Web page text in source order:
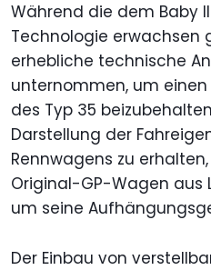
Während die dem Baby
Technologie erwachsen
erhebliche technische
unternommen, um
des Typ 35
Darstellung der
Rennwagens zu
Original-GP-Wagen aus
um seine
Der Einbau von